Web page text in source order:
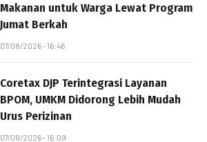
Makanan untuk Warga Lewat Program
Jumat Berkah
07/08/2026 - 16:46
Coretax DJP Terintegrasi Layanan
BPOM, UMKM Didorong Lebih Mudah
Urus Perizinan
07/08/2026 - 16:09